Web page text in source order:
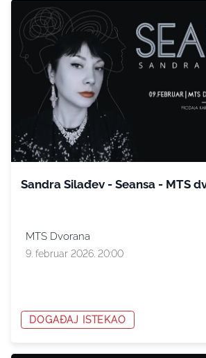
Sandra Silađev - Seansa - MTS
MTS Dvorana
9. februar 2026. 20:00
DOGAĐAJ ISTEKAO